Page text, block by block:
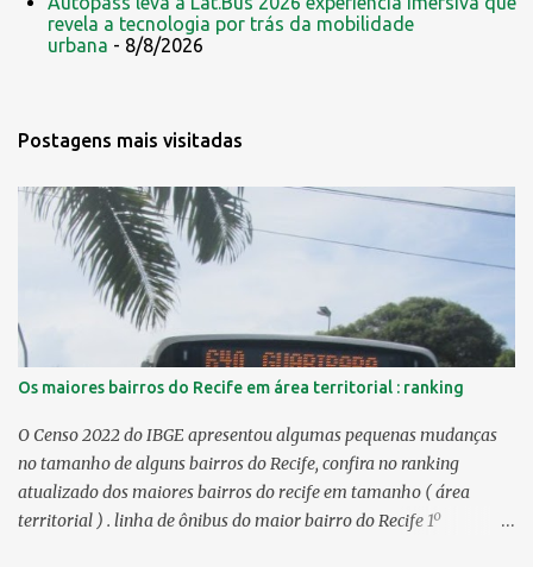
revela a tecnologia por trás da mobilidade
urbana - 8/8/2026
Postagens mais visitadas
Os maiores bairros do Recife em área territorial : ranking
O Censo 2022 do IBGE apresentou algumas pequenas mudanças
no tamanho de alguns bairros do Recife, confira no ranking
atualizado dos maiores bairros do recife em tamanho ( área
territorial ) . linha de ônibus do maior bairro do Recife 1º